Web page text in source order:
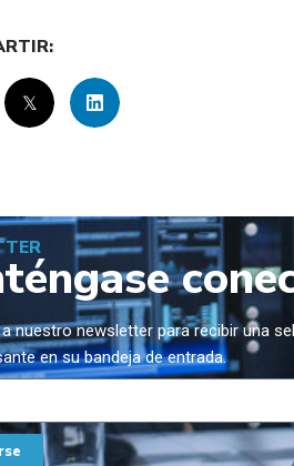
nuestro newsletter para recibir una
en su bandeja de entrada.